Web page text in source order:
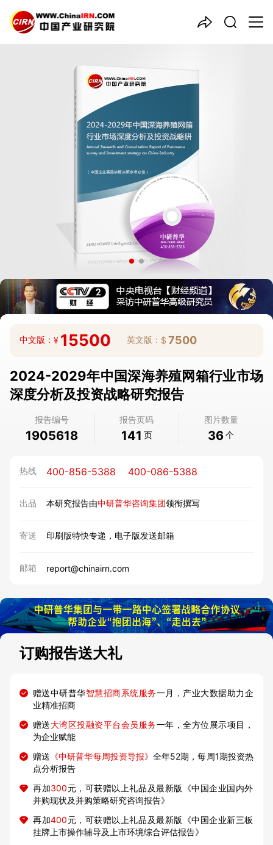
中文版： ¥ 15500 英文版： $ 7500
2024-2029年中国深海养殖网箱行业市场
深度分析及投资战略研究报告
报告编号
1905618
报告页码
141 页
图片数量
36个
热线 400-856-5388 400-086-5388
出品 本研究报告由中研普华咨询集团领衔撰写
寄送 印刷版特快专递，电子版发送邮箱
邮箱 report@chinairn.com
订购报告送大礼
赠送中研普华智慧招商系统服务一月，产业大数据助力企
业精准招商
赠送大湾区投融资平台会员服务一年，全方位展示项目，
为企业赋能
赠送 《中研普华每周投资导报》全年52期，每周1期投资热
点分析报告
再加300元，可获赠以上礼品及最新版《中国企业国内外
并购现状及并购策略研究咨询报告》
再加400元，可获赠以上礼品及最新版《中国企业新三板
挂牌上市操作辅导及上市环境综合评估报告》
中国产业咨询领导者
网箱行业市场深度分析及投资
战略研究报告
品质保障，一年免费更新维护
报告编号：1905618
出版日期：2024年4月
《2024-2029年中国深海养殖网箱行业市场深度分析及投资战略
研究报告》由中研普华深海养殖网箱行业分析专家领衔撰写，主要
分析了深海养殖网箱行业的市场规模、发展现状与投资前景，同时
对深海养殖网箱行业的未来发展做出科学的趋势预测和专业的深海
养殖网箱行业数据分析，帮助客户评估深海养殖网箱行业投资价
26年研究经验，深度洞察行业驱动力
多元化、高学历的实战型精英团队
微信扫一扫，立即订购报告